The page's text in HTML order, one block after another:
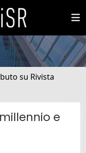
su Rivista
e